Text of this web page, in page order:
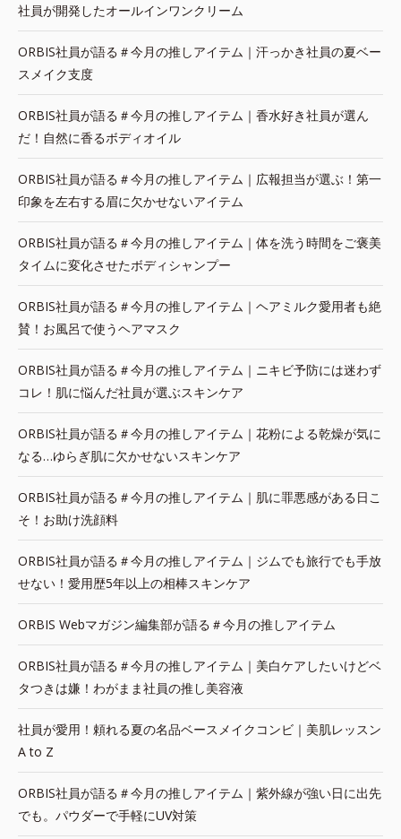
社員が開発したオールインワンクリーム
ORBIS社員が語る＃今月の推しアイテム｜汗っかき社員の夏ベー
スメイク支度
ORBIS社員が語る＃今月の推しアイテム｜香水好き社員が選ん
だ！自然に香るボディオイル
ORBIS社員が語る＃今月の推しアイテム｜広報担当が選ぶ！第一
印象を左右する眉に欠かせないアイテム
ORBIS社員が語る＃今月の推しアイテム｜体を洗う時間をご褒美
タイムに変化させたボディシャンプー
ORBIS社員が語る＃今月の推しアイテム｜ヘアミルク愛用者も絶
賛！お風呂で使うヘアマスク
ORBIS社員が語る＃今月の推しアイテム｜ニキビ予防には迷わず
コレ！肌に悩んだ社員が選ぶスキンケア
ORBIS社員が語る＃今月の推しアイテム｜花粉による乾燥が気に
なる…ゆらぎ肌に欠かせないスキンケア
ORBIS社員が語る＃今月の推しアイテム｜肌に罪悪感がある日こ
そ！お助け洗顔料
ORBIS社員が語る＃今月の推しアイテム｜ジムでも旅行でも手放
せない！愛用歴5年以上の相棒スキンケア
ORBIS Webマガジン編集部が語る＃今月の推しアイテム
ORBIS社員が語る＃今月の推しアイテム｜美白ケアしたいけどベ
タつきは嫌！わがまま社員の推し美容液
社員が愛用！頼れる夏の名品ベースメイクコンビ｜美肌レッスン
A to Z
ORBIS社員が語る＃今月の推しアイテム｜紫外線が強い日に出先
でも。パウダーで手軽にUV対策